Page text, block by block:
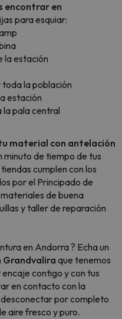
encontrar en
para esquiar:
la estación
toda la población
estación
la pala central
material con antelación
minuto de tiempo de tus
cumplen con los
por el Principado de
de buena
y taller de reparación
en Andorra ? Echa un
Grandvalira que tenemos
contigo y con tus
en contacto con la
por completo
aire fresco y puro.